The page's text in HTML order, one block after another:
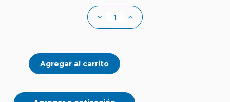
Disminuir
cantidad
Aumentar
cantidad